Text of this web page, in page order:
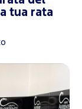
tua rata